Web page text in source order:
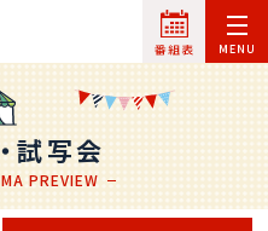
試写会
PREVIEW